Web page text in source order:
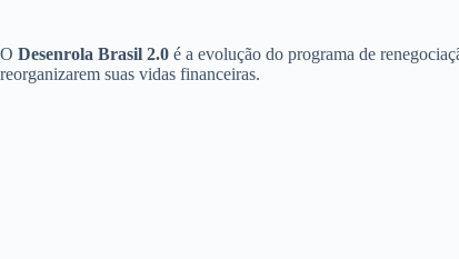
O Desenrola Brasil 2.0 é a evolução do programa de
reorganizarem suas vidas financeiras.